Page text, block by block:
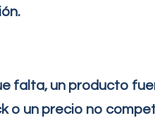
falta, un producto
o un precio no